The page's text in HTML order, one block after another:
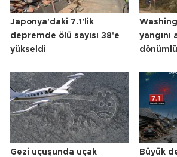
Japonya'daki 7.1'lik
depremde ölü sayısı 38'e
yükseldi
yangını
Gezi uçuşunda uçak
Büyük